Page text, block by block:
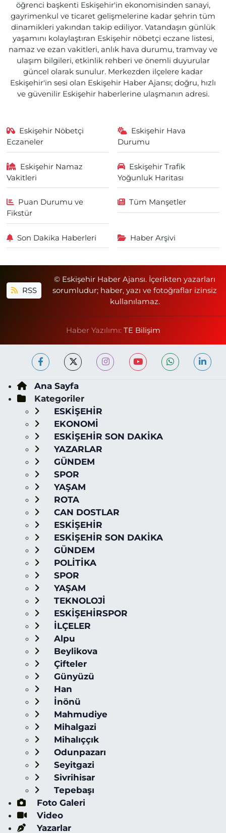
öğrenci başkenti Eskişehir'in ekonomisinden sanayi,
gayrimenkul ve ticaret gelişmelerine kadar şehrin tüm
dinamikleri yakından takip ediliyor. Vatandaşın günlük
yaşamını kolaylaştıran Eskişehir nöbetçi eczane listesi,
namaz ve ezan vakitleri, anlık hava durumu, tramvay ve
ulaşım bilgileri, etkinlik rehberi ve önemli duyurular
güncel olarak sunulur. Merkezden ilçelere kadar
Eskişehir'in sesi olan Eskişehir Haber Ajansı; doğru, hızlı
ve güvenilir Eskişehir haberlerine ulaşmanın adresi.
Eskişehir Nöbetçi
Eczaneler
Eskişehir Hava
Durumu
Eskişehir Namaz
Vakitleri
Eskişehir Trafik
Yoğunluk Haritası
Puan Durumu ve
Fikstür
Tüm Manşetler
Son Dakika Haberleri Haber Arşivi
RSS
© Eskişehir Haber Ajansı. İçerikten yazarları
sorumludur; haber, yazı ve fotoğraflar izinsiz
kullanılamaz.
Haber Yazılımı: TE Bilişim
Ana Sayfa
Kategoriler
ESKİŞEHİR
EKONOMİ
ESKİŞEHİR SON DAKİKA
YAZARLAR
GÜNDEM
SPOR
YAŞAM
ROTA
CAN DOSTLAR
ESKİŞEHİR
ESKİŞEHİR SON DAKİKA
GÜNDEM
POLİTİKA
SPOR
YAŞAM
TEKNOLOJİ
ESKİŞEHİRSPOR
İLÇELER
Alpu
Beylikova
Çifteler
Günyüzü
Han
İnönü
Mahmudiye
Mihalgazi
Mihalıççık
Odunpazarı
Seyitgazi
Sivrihisar
Tepebaşı
Foto Galeri
Video
Yazarlar